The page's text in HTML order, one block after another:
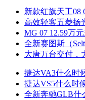
新款红旗天工08
高效轻客五菱扬
MG 07 12.59万
全新赛图斯（
大唐万台交付，
捷达VA3什么时
捷达VS5什么时
全新奔驰GLB什